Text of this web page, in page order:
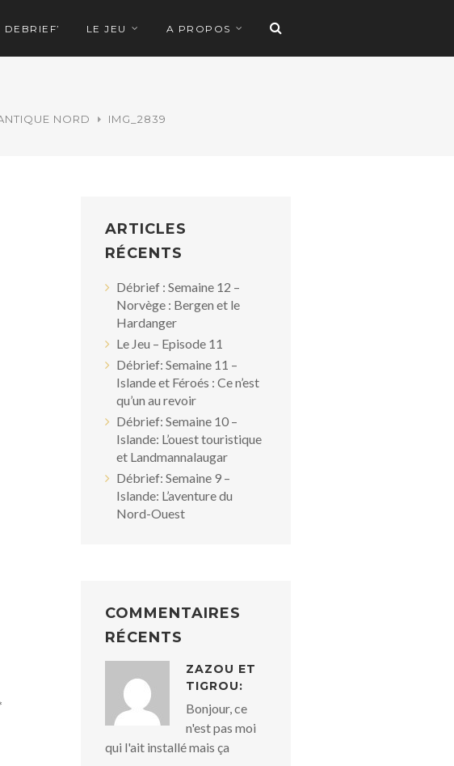
DEBRIEF’ LE JEU A PROPOS
NORD IMG_2839
ARTICLES
RÉCENTS
Débrief : Semaine 12 –
Norvège : Bergen et le
Hardanger
Le Jeu – Episode 11
Débrief: Semaine 11 –
Islande et Féroés : Ce n’est
qu’un au revoir
Débrief: Semaine 10 –
Islande: L’ouest touristique
et Landmannalaugar
Débrief: Semaine 9 –
Islande: L’aventure du
Nord-Ouest
COMMENTAIRES
RÉCENTS
ZAZOU ET
TIGROU:
Bonjour, ce
n'est pas moi
qui l'ait installé mais ça